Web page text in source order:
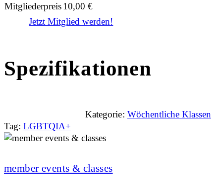
Mitgliederpreis10,00€
Jetzt Mitglied werden!
Spezifikationen
Kategorie: Wöchentliche Klassen
Tag: LGBTQIA+
member events & classes